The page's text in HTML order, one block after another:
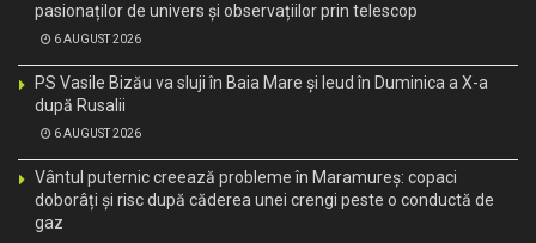
pasionaților de univers și observațiilor prin telescop
6 AUGUST 2026
PS Vasile Bizău va sluji în Baia Mare și Ieud în Duminica a X-a
după Rusalii
6 AUGUST 2026
Vântul puternic creează probleme în Maramureș: copaci
doborâți și risc după căderea unei crengi peste o conductă de
gaz